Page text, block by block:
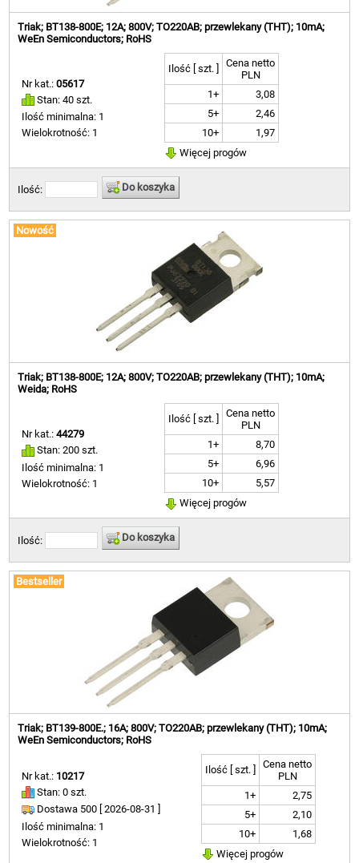
Triak; BT138-800E; 12A; 800V; TO220AB; przewlekany (THT); 10mA;
WeEn Semiconductors; RoHS
Nr kat.:05617
Stan: 40 szt.
Ilość minimalna: 1
Wielokrotność: 1
Ilość [ szt. ]
Cena netto
PLN
1+
3,08
5+
2,46
10+
1,97
Więcej progów
Ilość: Do koszyka
Nowość
Triak; BT138-800E; 12A; 800V; TO220AB; przewlekany (THT); 10mA;
Weida; RoHS
Nr kat.:44279
Stan: 200 szt.
Ilość minimalna: 1
Wielokrotność: 1
Ilość [ szt. ]
Cena netto
PLN
1+
8,70
5+
6,96
10+
5,57
Więcej progów
Ilość: Do koszyka
Bestseller
Triak; BT139-800E.; 16A; 800V; TO220AB; przewlekany (THT); 10mA;
WeEn Semiconductors; RoHS
Nr kat.: 10217
Stan: 0 szt.
Dostawa 500 [2026-08-31 ]
Ilość minimalna: 1
Wielokrotność: 1
Ilość [ szt. ]
Cena netto
PLN
1+
2,75
5+
2,10
10+
1,68
Więcej progów